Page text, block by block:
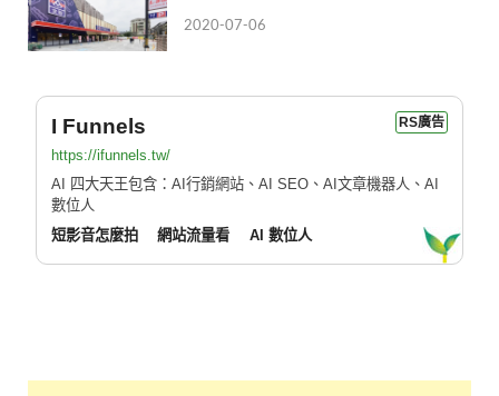
2020-07-06
I Funnels RS廣告
https://ifunnels.tw/
AI 四大天王包含：AI行銷網站、AI SEO、AI文章機器人、AI
數位人
短影音怎麼拍
網站流量看 AI 數位人